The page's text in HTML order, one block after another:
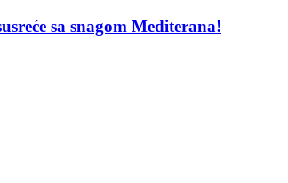
sa snagom Mediterana!